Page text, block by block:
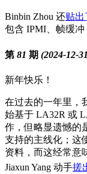
Binbin Zhou 还贴出
包含 IPMI、帧缓冲
第 81 期 (2024-12-
新年快乐！
在过去的一年里，
始基于 LA32R 或
作，但略显遗憾的
支持的主线化；这
资料，而这经常意
Jiaxun Yang 动手搓